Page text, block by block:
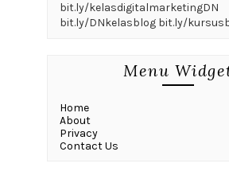
bit.ly/kelasdigitalmarketingDN
bit.ly/DNkelasblog bit.ly/
Menu
Home
About
Privacy
Contact Us